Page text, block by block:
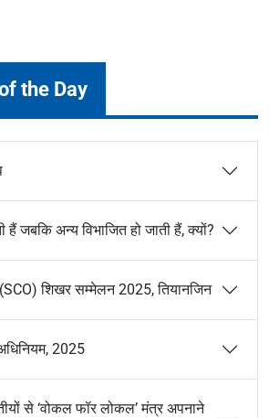
the Day
जबकि अन्य विभाजित हो जाती हैं, क्यों?
शिखर सम्मेलन 2025, तियानजिन
2025
से ‘वोकल फॉर लोकल’ मंत्र अपनाने